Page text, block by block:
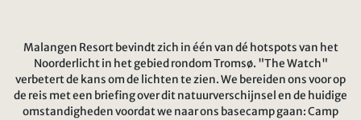
Malangen Resort bevindt zich in één van dé hotspots van het
Noorderlicht in het gebied rondom Tromsø. "The Watch"
verbetert de kans om de lichten te zien. We bereiden ons voor op
de reis met een briefing over dit natuurverschijnsel en de huidige
omstandigheden voordat we naar ons basecamp gaan: Camp